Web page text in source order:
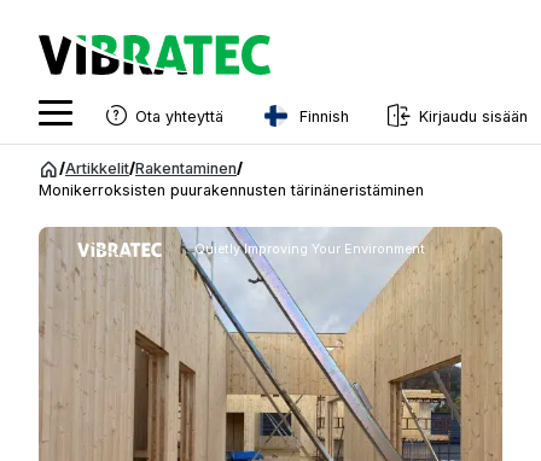
Siirry
sisältöön
Ota yhteyttä Finnish
Swedish
Norwegian
Estonian
Finnish
Danish
Kirjaudu sisään
/Artikkelit/Rakentaminen/
Monikerroksisten puurakennusten tärinäneristäminen
Quietly Improving Your Environment